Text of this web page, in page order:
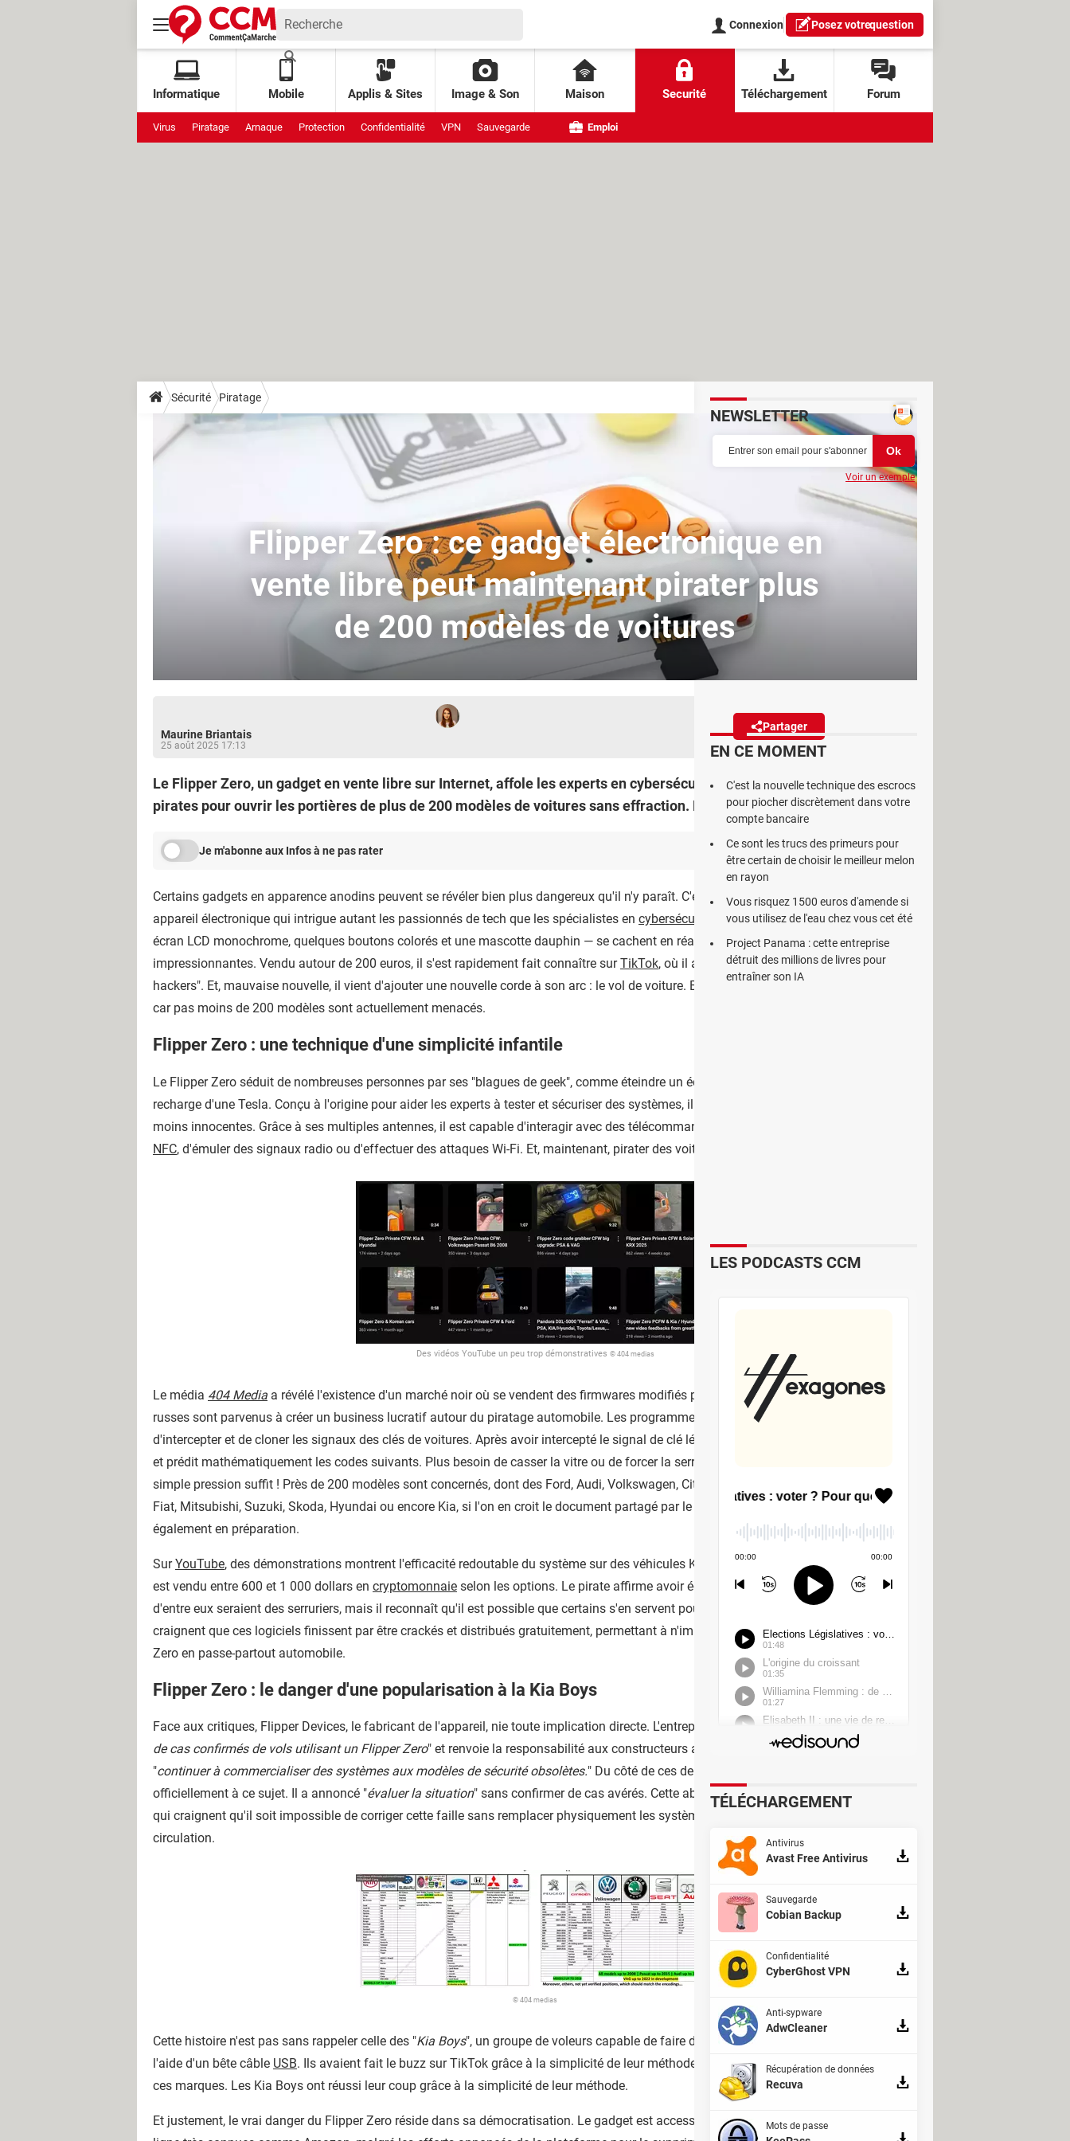
Connexion Posez votrequestion
Informatique Mobile Applis & Sites Image & Son Maison Securité Téléchargement Forum
Virus Piratage Arnaque Protection Confidentialité VPN Sauvegarde Emploi
Sécurité Piratage
Flipper Zero : ce gadget électronique en
vente libre peut maintenant pirater plus
de 200 modèles de voitures
Maurine Briantais
25 août 2025 17:13
Partager
Le Flipper Zero, un gadget en vente libre sur Internet, affole les experts en cybersécurité. L'outil est détourné par des
pirates pour ouvrir les portières de plus de 200 modèles de voitures sans effraction. De quoi faciliter les vols…
Je m'abonne aux Infos à ne pas rater
Certains gadgets en apparence anodins peuvent se révéler bien plus dangereux qu'il n'y paraît. C'est le cas du Flipper Zero, un petit
appareil électronique qui intrigue autant les passionnés de tech que les spécialistes en cybersécurité
. Derrière son allure ludique — un
écran LCD monochrome, quelques boutons colorés et une mascotte dauphin — se cachent en réalité des capacités de piratage
impressionnantes. Vendu autour de 200 euros, il s'est rapidement fait connaître surTikTok, où il a hérité du surnom de "Tamagotchi des
hackers". Et, mauvaise nouvelle, il vient d'ajouter une nouvelle corde à son arc : le vol de voiture. Et cela inquiète fortement les experts,
car pas moins de 200 modèles sont actuellement menacés.
Flipper Zero : une technique d'une simplicité infantile
Le Flipper Zero séduit de nombreuses personnes par ses "blagues de geek", comme éteindre un écran à distance ou ouvrir la trappe de
recharge d'une Tesla. Conçu à l'origine pour aider les experts à tester et sécuriser des systèmes, il peut toutefois être utilisé à des fins
moins innocentes. Grâce à ses multiples antennes, il est capable d'interagir avec des télécommandes infrarouges, de cloner des cartes
NFC, d'émuler des signaux radio ou d'effectuer des attaques Wi-Fi. Et, maintenant, pirater des voitures grâce à des logiciels dédiés.
Des vidéos YouTube un peu trop démonstratives © 404 medias
Le média 404 Media a révélé l'existence d'un marché noir où se vendent des firmwares modifiés pour le Flipper Zero. Deux développeurs
russes sont parvenus à créer un business lucratif autour du piratage automobile. Les programmes qu'ils ont conçus permettent
d'intercepter et de cloner les signaux des clés de voitures. Après avoir intercepté le signal de clé légitime, le logiciel analyse la séquence
et prédit mathématiquement les codes suivants. Plus besoin de casser la vitre ou de forcer la serrure pour entrer dans le véhicule, une
simple pression suffit ! Près de 200 modèles sont concernés, dont des Ford, Audi, Volkswagen, Citroën, Subaru, Peugeot, Renault, Citroën,
Fiat, Mitsubishi, Suzuki, Skoda, Hyundai ou encore Kia, si l'on en croit le document partagé par le hacker. Un module pour Honda serait
également en préparation.
SurYouTube, des démonstrations montrent l'efficacité redoutable du système sur des véhicules Kia, Ford et Volkswagen. L'outil
est vendu entre 600 et 1 000 dollars en cryptomonnaie selon les options. Le pirate affirme avoir équipé 150 clients en deux ans. Nombre
d'entre eux seraient des serruriers, mais il reconnaît qu'il est possible que certains s'en servent pour voler des voitures. Mais les experts
craignent que ces logiciels finissent par être crackés et distribués gratuitement, permettant à n'importe qui de transformer son Flipper
Zero en passe-partout automobile.
Flipper Zero : le danger d'une popularisation à la Kia Boys
Face aux critiques, Flipper Devices, le fabricant de l'appareil, nie toute implication directe. L'entreprise affirme "ne pas avoir connaissance
de cas confirmés de vols utilisant un Flipper Zero" et renvoie la responsabilité aux constructeurs automobiles, en les accusant de
"continuer à commercialiser des systèmes aux modèles de sécurité obsolètes." Du côté de ces derniers, seul Hyundai a répondu
officiellement à ce sujet. Il a annoncé "évaluer la situation" sans confirmer de cas avérés. Cette absence de réaction inquiète les experts,
qui craignent qu'il soit impossible de corriger cette faille sans remplacer physiquement les systèmes de millions de véhicules déjà en
circulation.
© 404 medias
Cette histoire n'est pas sans rappeler celle des "Kia Boys", un groupe de voleurs capable de faire démarrer certaines Hyundai et Kia à
l'aide d'un bête câble USB. Ils avaient fait le buzz sur TikTok grâce à la simplicité de leur méthode, entraînant une explosion des vols de
ces marques. Les Kia Boys ont réussi leur coup grâce à la simplicité de leur méthode.
Et justement, le vrai danger du Flipper Zero réside dans sa démocratisation. Le gadget est accessible facilement sur des boutiques en
NEWSLETTER
Voir un exemple
EN CE MOMENT
C'est la nouvelle technique des escrocs
pour piocher discrètement dans votre
compte bancaire
Ce sont les trucs des primeurs pour
être certain de choisir le meilleur melon
en rayon
Vous risquez 1500 euros d'amende si
vous utilisez de l'eau chez vous cet été
Project Panama : cette entreprise
détruit des millions de livres pour
entraîner son IA
LES PODCASTS CCM
TÉLÉCHARGEMENT
Antivirus
Avast Free Antivirus
Sauvegarde
Cobian Backup
Confidentialité
CyberGhost VPN
Anti-sypware
AdwCleaner
Récupération de données
Recuva
Mots de passe